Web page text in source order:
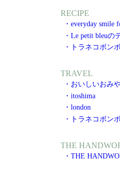
RECIPE
・everyday smile
・Le petit bleuの
・トラネコボン
TRAVEL
・おいしいおみ
・itoshima
・london
・トラネコボ
THE
・THE